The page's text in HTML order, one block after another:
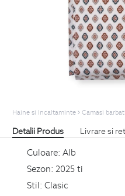
Haine si Incaltaminte Camasi barbati
Detalii Produs Livrare si
Culoare: Alb
Sezon: 2025 ti
Stil: Clasic